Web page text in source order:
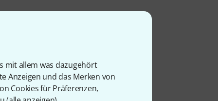
mit allem was dazugehört
Anzeigen und das Merken von
Cookies für Präferenzen,